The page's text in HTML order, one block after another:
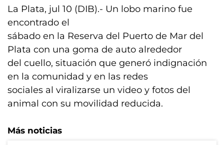
La Plata, jul 10 (DIB).- Un lobo marino fue
encontrado el
sábado en la Reserva del Puerto de Mar del
Plata con una goma de auto alrededor
del cuello, situación que generó indignación
en la comunidad y en las redes
sociales al viralizarse un video y fotos del
animal con su movilidad reducida.
Más noticias